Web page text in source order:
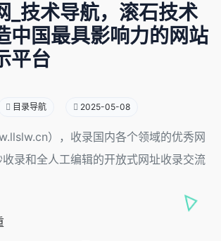
_技术导航，滚石技术
中国最具影响力的网站
平台
目录导航 2025-05-08
），收录国内各个领域的优秀网
录和全人工编辑的开放式网址收录交流